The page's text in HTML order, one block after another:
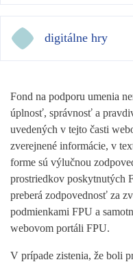
digitálne hry
Fond na podporu umenia
úplnosť, správnosť a
uvedených v tejto časti
zverejnené informácie, v
forme sú výlučnou
prostriedkov poskytnutých
preberá zodpovednosť za
podmienkami FPU a
webovom portáli FPU.
V prípade zistenia, že boli